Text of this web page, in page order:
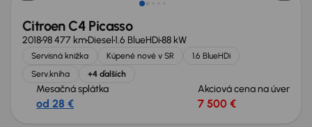
Citroen C4 Picasso
201898 477 kmDiesel1.6 BlueHDi88 kW
Servisná knižka Kúpené nové v SR
1.6 BlueHDi
Serv.kniha
+4 ďalších
Mesačná splátka
od 28 €
Akciová cena na úver
7 500 €
Možnosť odpočtu DPH